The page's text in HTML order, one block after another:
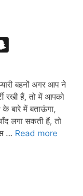
a
p
c
h
at
बहनों अगर आप ने
रखी हैं, तो में आपको
बारे में बताऊंगा,
लगा सकती हैं, तो
… Read more